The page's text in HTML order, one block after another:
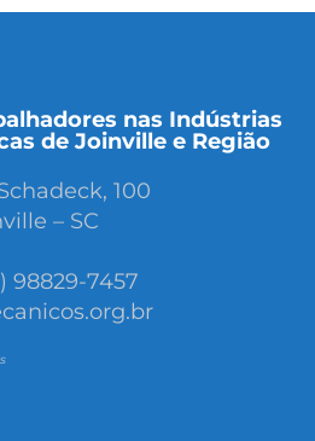
nas Indústrias
de Joinville e Região
100
– SC
98829-7457